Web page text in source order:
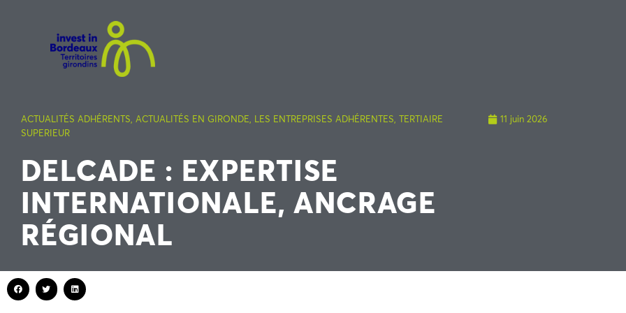
ACTUALITÉS ADHÉRENTS, ACTUALITÉS EN GIRONDE, LES ENTREPRISES ADHÉRENTES, TERTIAIRE
SUPERIEUR
DELCADE : EXPERTISE
INTERNATIONALE, ANCRAGE
RÉGIONAL
11 juin 2026